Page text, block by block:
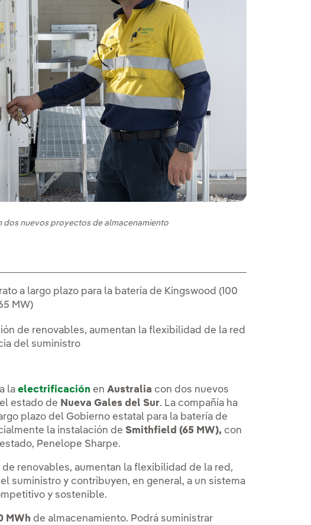
nuevos proyectos de almacenamiento
a largo plazo para la batería de Kingswood (100
MW)
de renovables, aumentan la flexibilidad de la red
del suministro
laelectrificación en Australia con dos nuevos
estado de Nueva Gales del Sur. La compañía ha
plazo del Gobierno estatal para la batería de
la instalación de Smithfield (65 MW), con
Penelope Sharpe.
renovables, aumentan la flexibilidad de la red,
suministro y contribuyen, en general, a un sistema
y sostenible.
MWh de almacenamiento. Podrá suministrar